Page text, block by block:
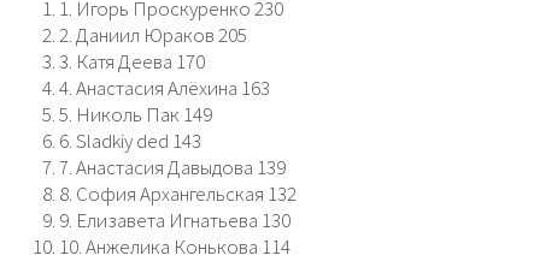
1. Игорь Проскуренко 230
2. Даниил Юраков 205
3. Катя Деева 170
4. Анастасия Алёхина 163
5. Николь Пак 149
6. Sladkiy ded 143
7. Анастасия Давыдова 139
8. София Архангельская 132
9. Елизавета Игнатьева 130
10. Анжелика Конькова 114